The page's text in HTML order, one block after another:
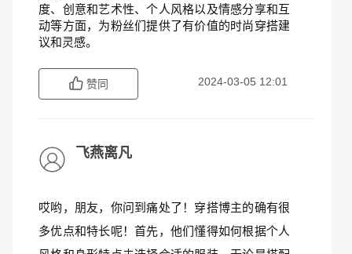
度、创意和艺术性、个人风格以及情感分享和互
动等方面，为粉丝们提供了有价值的时尚穿搭建
议和灵感。
赞同 2024-03-05 12:01
飞燕离凡
哎哟，朋友，你问到痛处了！穿搭博主的确有很
多优点和特长呢！首先，他们懂得如何根据个人